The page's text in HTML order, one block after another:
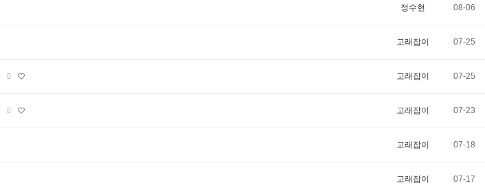
정수현 08-06
고래잡이 07-25
고래잡이 07-25
고래잡이 07-23
고래잡이 07-18
고래잡이 07-17